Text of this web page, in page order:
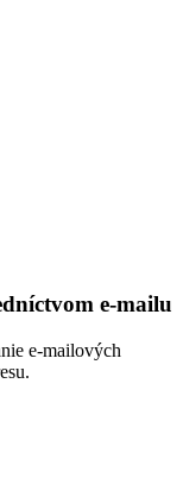
e-mailu
e-mailových